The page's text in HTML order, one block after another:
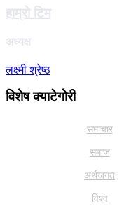
हाम्राे टिम
अध्यक्ष
लक्ष्मी श्रेष्ठ
विशेष क्याटेगाेरी
समाचार
समाज
अर्थजगत
विश्व